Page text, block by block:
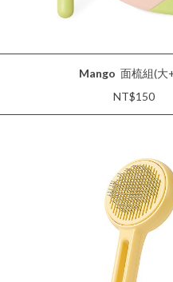
Mango 面梳組(大
NT$150